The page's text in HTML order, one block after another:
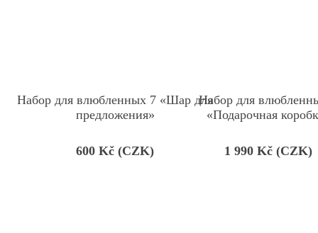
Набор для влюбленных 7 «Шар для
предложения»
600Kč (CZK)
Набор для
«Подарочная
1 990Kč (CZK)